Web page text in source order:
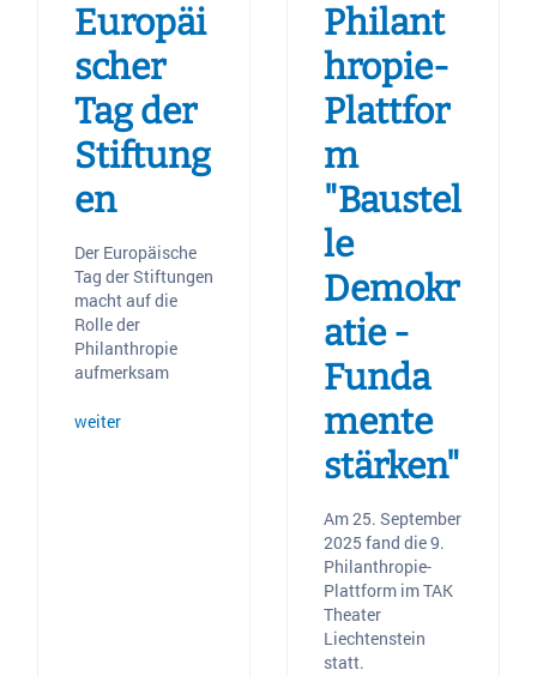
Europäi
scher
Tag der
Stiftung
en
Der Europäische
Tag der Stiftungen
macht auf die
Rolle der
Philanthropie
aufmerksam
weiter
Philant
hropie-
Plattfor
m
"Baustel
le
Demokr
atie -
Funda
mente
stärken"
Am 25. September
2025 fand die 9.
Philanthropie-
Plattform im TAK
Theater
Liechtenstein
statt.